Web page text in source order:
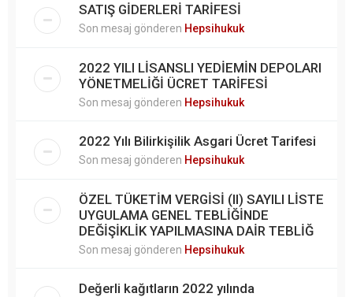
SATIŞ GİDERLERİ TARİFESİ
Son mesaj gönderen Hepsihukuk
2022 YILI LİSANSLI YEDİEMİN DEPOLARI
YÖNETMELİĞİ ÜCRET TARİFESİ
Son mesaj gönderen Hepsihukuk
2022 Yılı Bilirkişilik Asgari Ücret Tarifesi
Son mesaj gönderen Hepsihukuk
ÖZEL TÜKETİM VERGİSİ (II) SAYILI LİSTE
UYGULAMA GENEL TEBLİĞİNDE
DEĞİŞİKLİK YAPILMASINA DAİR TEBLİĞ
Son mesaj gönderen Hepsihukuk
Değerli kağıtların 2022 yılında